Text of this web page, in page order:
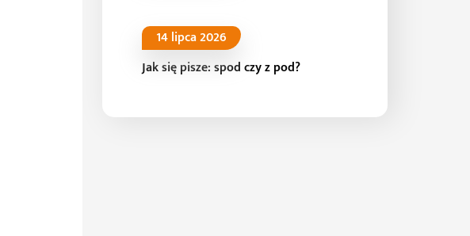
Jak się pisze: spod czy z pod?
14 lipca 2026